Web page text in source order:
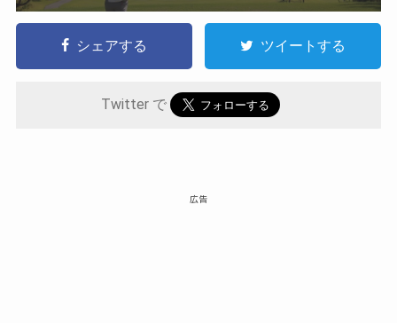
シェアする ツイートする
Twitter で
広告